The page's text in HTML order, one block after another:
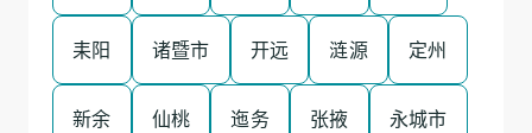
耒阳 诸暨市 开远 涟源 定州
新余 仙桃 迤务 张掖 永城市